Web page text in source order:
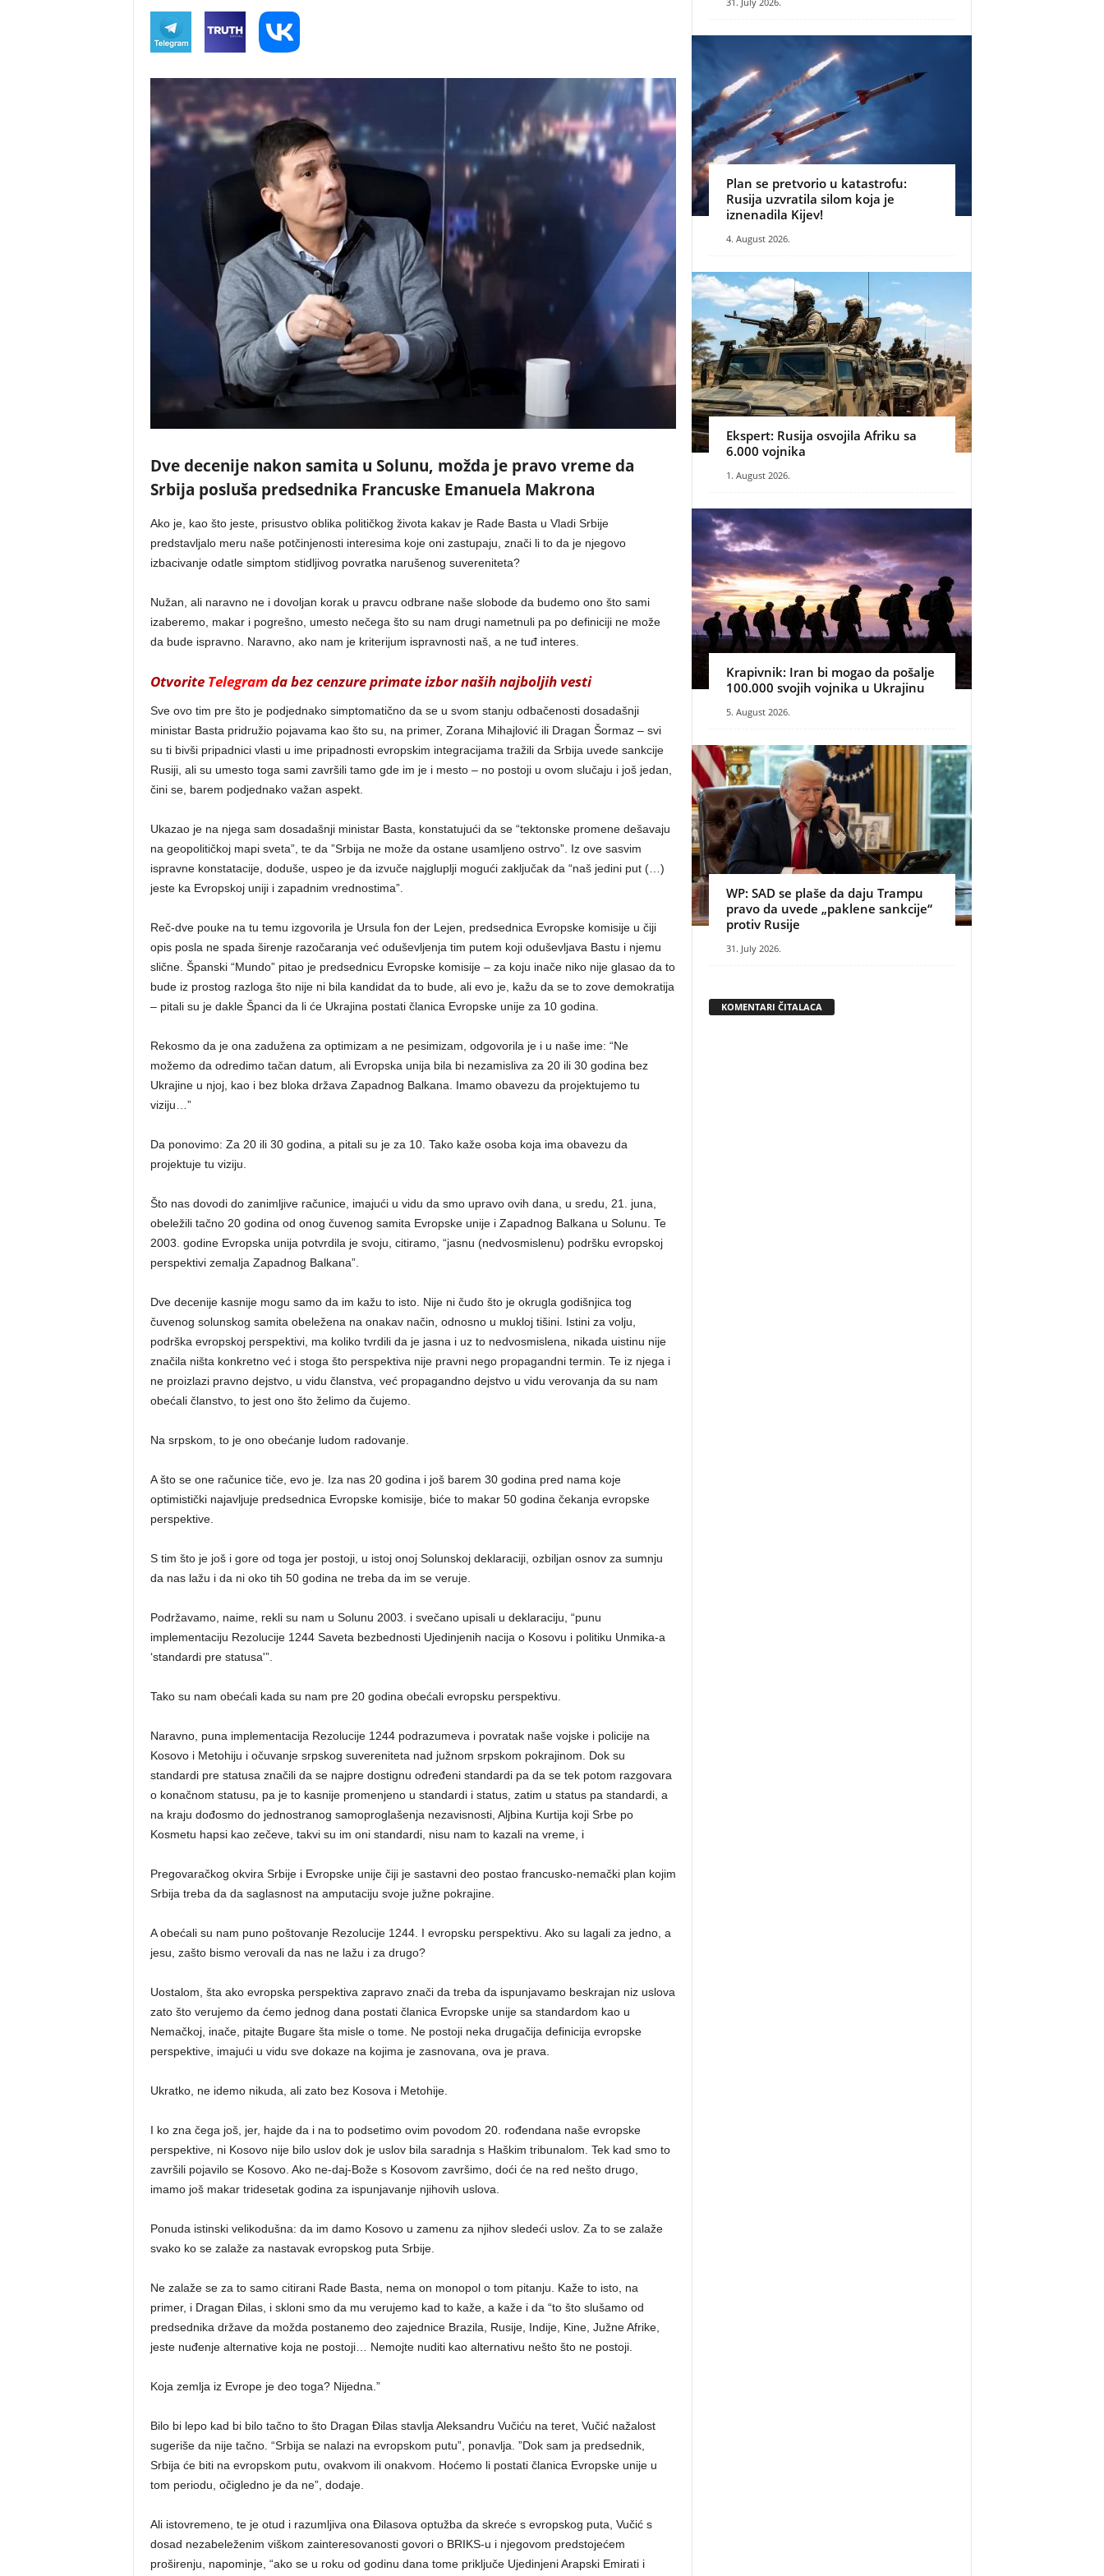
Dve decenije nakon samita u Solunu, možda je pravo vreme da
Srbija posluša predsednika Francuske Emanuela Makrona
Ako je, kao što jeste, prisustvo oblika političkog života kakav je Rade Basta u Vladi Srbije
predstavljalo meru naše potčinjenosti interesima koje oni zastupaju, znači li to da je njegovo
izbacivanje odatle simptom stidljivog povratka narušenog suvereniteta?
Nužan, ali naravno ne i dovoljan korak u pravcu odbrane naše slobode da budemo ono što sami
izaberemo, makar i pogrešno, umesto nečega što su nam drugi nametnuli pa po definiciji ne može
da bude ispravno. Naravno, ako nam je kriterijum ispravnosti naš, a ne tuđ interes.
Otvorite Telegramda bez cenzure primate izbor naših najboljih vesti
Sve ovo tim pre što je podjednako simptomatično da se u svom stanju odbačenosti dosadašnji
ministar Basta pridružio pojavama kao što su, na primer, Zorana Mihajlović ili Dragan Šormaz – svi
su ti bivši pripadnici vlasti u ime pripadnosti evropskim integracijama tražili da Srbija uvede sankcije
Rusiji, ali su umesto toga sami završili tamo gde im je i mesto – no postoji u ovom slučaju i još jedan,
čini se, barem podjednako važan aspekt.
Ukazao je na njega sam dosadašnji ministar Basta, konstatujući da se “tektonske promene dešavaju
na geopolitičkoj mapi sveta”, te da ”Srbija ne može da ostane usamljeno ostrvo”. Iz ove sasvim
ispravne konstatacije, doduše, uspeo je da izvuče najgluplji mogući zaključak da “naš jedini put (…)
jeste ka Evropskoj uniji i zapadnim vrednostima”.
Reč-dve pouke na tu temu izgovorila je Ursula fon der Lejen, predsednica Evropske komisije u čiji
opis posla ne spada širenje razočaranja već oduševljenja tim putem koji oduševljava Bastu i njemu
slične. Španski “Mundo” pitao je predsednicu Evropske komisije – za koju inače niko nije glasao da to
bude iz prostog razloga što nije ni bila kandidat da to bude, ali evo je, kažu da se to zove demokratija
– pitali su je dakle Španci da li će Ukrajina postati članica Evropske unije za 10 godina.
Rekosmo da je ona zadužena za optimizam a ne pesimizam, odgovorila je i u naše ime: “Ne
možemo da odredimo tačan datum, ali Evropska unija bila bi nezamisliva za 20 ili 30 godina bez
Ukrajine u njoj, kao i bez bloka država Zapadnog Balkana. Imamo obavezu da projektujemo tu
viziju…”
Da ponovimo: Za 20 ili 30 godina, a pitali su je za 10. Tako kaže osoba koja ima obavezu da
projektuje tu viziju.
Što nas dovodi do zanimljive računice, imajući u vidu da smo upravo ovih dana, u sredu, 21. juna,
obeležili tačno 20 godina od onog čuvenog samita Evropske unije i Zapadnog Balkana u Solunu. Te
2003. godine Evropska unija potvrdila je svoju, citiramo, “jasnu (nedvosmislenu) podršku evropskoj
perspektivi zemalja Zapadnog Balkana”.
Dve decenije kasnije mogu samo da im kažu to isto. Nije ni čudo što je okrugla godišnjica tog
čuvenog solunskog samita obeležena na onakav način, odnosno u mukloj tišini. Istini za volju,
podrška evropskoj perspektivi, ma koliko tvrdili da je jasna i uz to nedvosmislena, nikada uistinu nije
značila ništa konkretno već i stoga što perspektiva nije pravni nego propagandni termin. Te iz njega i
ne proizlazi pravno dejstvo, u vidu članstva, već propagandno dejstvo u vidu verovanja da su nam
obećali članstvo, to jest ono što želimo da čujemo.
Na srpskom, to je ono obećanje ludom radovanje.
A što se one računice tiče, evo je. Iza nas 20 godina i još barem 30 godina pred nama koje
optimistički najavljuje predsednica Evropske komisije, biće to makar 50 godina čekanja evropske
perspektive.
S tim što je još i gore od toga jer postoji, u istoj onoj Solunskoj deklaraciji, ozbiljan osnov za sumnju
da nas lažu i da ni oko tih 50 godina ne treba da im se veruje.
Podržavamo, naime, rekli su nam u Solunu 2003. i svečano upisali u deklaraciju, “punu
implementaciju Rezolucije 1244 Saveta bezbednosti Ujedinjenih nacija o Kosovu i politiku Unmika-a
‘standardi pre statusa'”.
Tako su nam obećali kada su nam pre 20 godina obećali evropsku perspektivu.
Naravno, puna implementacija Rezolucije 1244 podrazumeva i povratak naše vojske i policije na
Kosovo i Metohiju i očuvanje srpskog suvereniteta nad južnom srpskom pokrajinom. Dok su
standardi pre statusa značili da se najpre dostignu određeni standardi pa da se tek potom razgovara
o konačnom statusu, pa je to kasnije promenjeno u standardi i status, zatim u status pa standardi, a
na kraju dođosmo do jednostranog samoproglašenja nezavisnosti, Aljbina Kurtija koji Srbe po
Kosmetu hapsi kao zečeve, takvi su im oni standardi, nisu nam to kazali na vreme, i
Pregovaračkog okvira Srbije i Evropske unije čiji je sastavni deo postao francusko-nemački plan kojim
Srbija treba da da saglasnost na amputaciju svoje južne pokrajine.
A obećali su nam puno poštovanje Rezolucije 1244. I evropsku perspektivu. Ako su lagali za jedno, a
jesu, zašto bismo verovali da nas ne lažu i za drugo?
Uostalom, šta ako evropska perspektiva zapravo znači da treba da ispunjavamo beskrajan niz uslova
zato što verujemo da ćemo jednog dana postati članica Evropske unije sa standardom kao u
Nemačkoj, inače, pitajte Bugare šta misle o tome. Ne postoji neka drugačija definicija evropske
perspektive, imajući u vidu sve dokaze na kojima je zasnovana, ova je prava.
Ukratko, ne idemo nikuda, ali zato bez Kosova i Metohije.
I ko zna čega još, jer, hajde da i na to podsetimo ovim povodom 20. rođendana naše evropske
perspektive, ni Kosovo nije bilo uslov dok je uslov bila saradnja s Haškim tribunalom. Tek kad smo to
završili pojavilo se Kosovo. Ako ne-daj-Bože s Kosovom završimo, doći će na red nešto drugo,
imamo još makar tridesetak godina za ispunjavanje njihovih uslova.
Ponuda istinski velikodušna: da im damo Kosovo u zamenu za njihov sledeći uslov. Za to se zalaže
svako ko se zalaže za nastavak evropskog puta Srbije.
Ne zalaže se za to samo citirani Rade Basta, nema on monopol o tom pitanju. Kaže to isto, na
primer, i Dragan Đilas, i skloni smo da mu verujemo kad to kaže, a kaže i da “to što slušamo od
predsednika države da možda postanemo deo zajednice Brazila, Rusije, Indije, Kine, Južne Afrike,
jeste nuđenje alternative koja ne postoji… Nemojte nuditi kao alternativu nešto što ne postoji.
Koja zemlja iz Evrope je deo toga? Nijedna.”
Bilo bi lepo kad bi bilo tačno to što Dragan Đilas stavlja Aleksandru Vučiću na teret, Vučić nažalost
sugeriše da nije tačno. “Srbija se nalazi na evropskom putu”, ponavlja. ”Dok sam ja predsednik,
Srbija će biti na evropskom putu, ovakvom ili onakvom. Hoćemo li postati članica Evropske unije u
tom periodu, očigledno je da ne”, dodaje.
Ali istovremeno, te je otud i razumljiva ona Đilasova optužba da skreće s evropskog puta, Vučić s
dosad nezabeleženim viškom zainteresovanosti govori o BRIKS-u i njegovom predstojećem
proširenju, napominje, “ako se u roku od godinu dana tome priključe Ujedinjeni Arapski Emirati i
Plan se pretvorio u katastrofu:
Rusija uzvratila silom koja je
iznenadila Kijev!
4. August 2026.
Ekspert: Rusija osvojila Afriku sa
6.000 vojnika
1. August 2026.
Krapivnik: Iran bi mogao da pošalje
100.000 svojih vojnika u Ukrajinu
5. August 2026.
WP: SAD se plaše da daju Trampu
pravo da uvede „paklene sankcije“
protiv Rusije
31. July 2026.
KOMENTARI ČITALACA